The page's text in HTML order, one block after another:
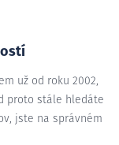
už od roku 2002,
proto stále hledáte
jste na správném